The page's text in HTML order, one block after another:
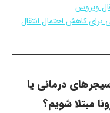
ویروس
کاهش احتمال انتقال
درمانی یا
مبتلا شویم؟